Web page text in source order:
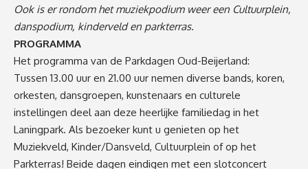
Ook is er rondom het muziekpodium weer een Cultuurplein,
danspodium, kinderveld en parkterras.
PROGRAMMA
Het programma van de Parkdagen Oud-Beijerland:
Tussen 13.00 uur en 21.00 uur nemen diverse bands, koren,
orkesten, dansgroepen, kunstenaars en culturele
instellingen deel aan deze heerlijke familiedag in het
Laningpark. Als bezoeker kunt u genieten op het
Muziekveld, Kinder/Dansveld, Cultuurplein of op het
Parkterras! Beide dagen eindigen met een slotconcert